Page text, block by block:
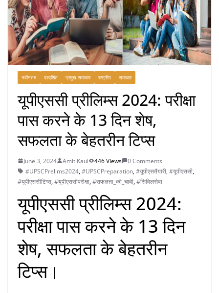
नवीनतम प्रदर्शित प्रमुख समाचार राष्ट्रीय समाचार
यूपीएससी प्रीलिम्स 2024: परीक्षा
पास करने के 13 दिन शेष,
सफलता के बेहतरीन टिप्स
June 3, 2024 Amit Kaul 446 Views
0 Comments
#UPSCPrelims2024,#UPSCPreparation,#यूपीएसतैयारी,#यूपीएससी,
#यूपीएससीटिप्स,#यूपीएससीपरीक्षा,#सफलता_की_चाबी,#सिविलसेवा
यूपीएससी प्रीलिम्स 2024:
परीक्षा पास करने के 13 दिन
शेष, सफलता के बेहतरीन
टिप्स।